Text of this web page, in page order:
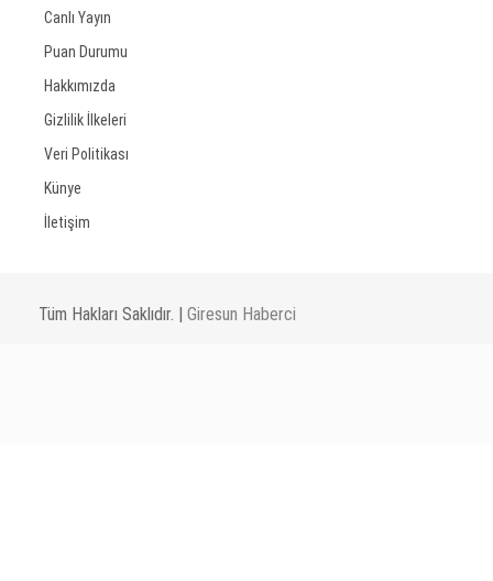
Canlı Yayın
Puan Durumu
Hakkımızda
Gizlilik İlkeleri
Veri Politikası
Künye
İletişim
Tüm Hakları Saklıdır. | Giresun Haberci